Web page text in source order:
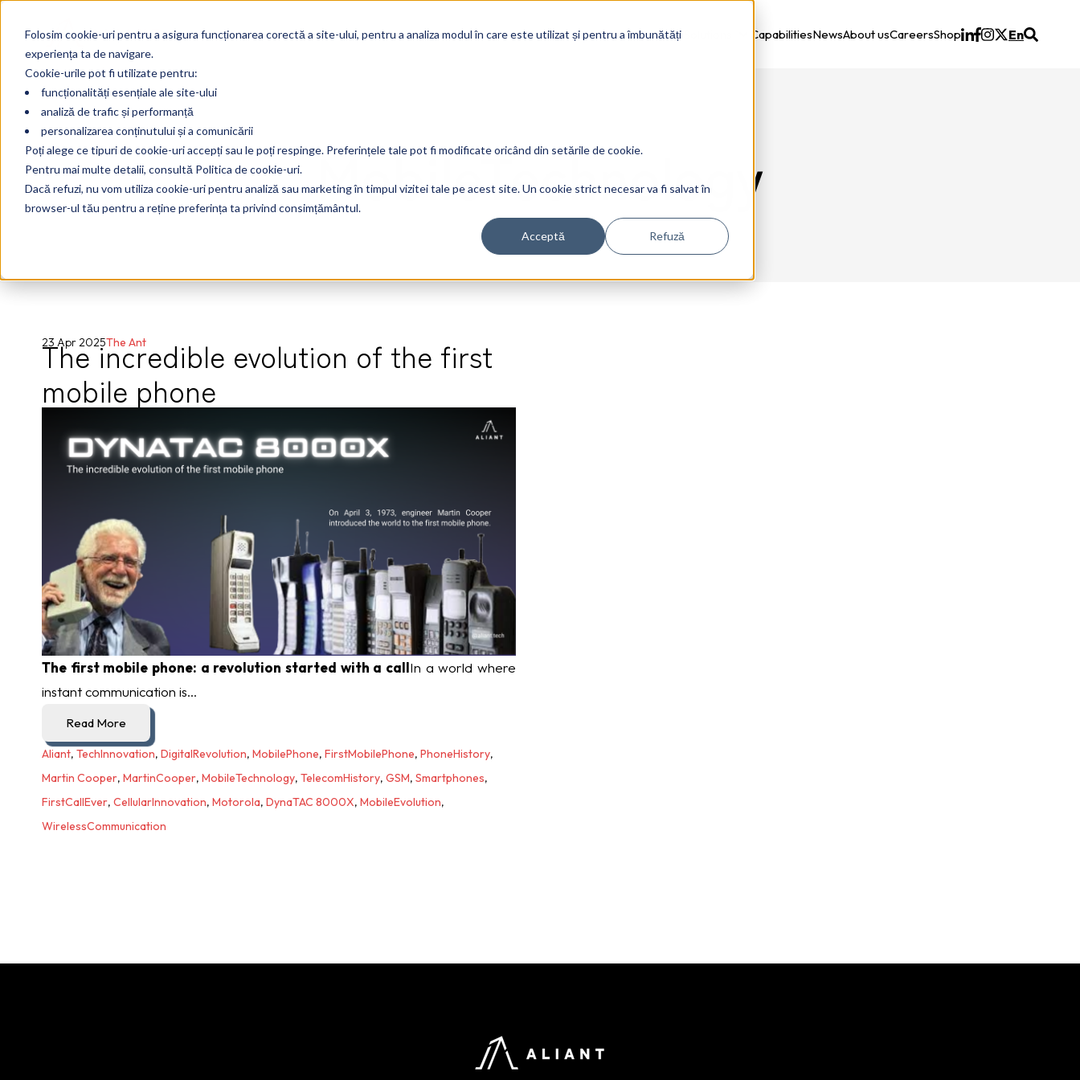
Folosim cookie-uri pentru a asigura funcționarea corectă a site-ului, pentru a analiza modul în care este utilizat și pentru a îmbunătăți
experiența ta de navigare.
Cookie-urile pot fi utilizate pentru:
funcționalități esențiale ale site-ului
analiză de trafic și performanță
personalizarea conținutului și a comunicării
Poți alege ce tipuri de cookie-uri accepți sau le poți respinge. Preferințele tale pot fi modificate oricând din setările de cookie.
Pentru mai multe detalii, consultă Politica de cookie-uri.
Dacă refuzi, nu vom utiliza cookie-uri pentru analiză sau marketing în timpul vizitei tale pe acest site. Un cookie strict necesar va fi salvat în
browser-ul tău pentru a reține preferința ta privind consimțământul.
Acceptă Refuză
Solutions
CapabilitiesNewsAbout usCareersShop En
MobileTechnology
The incredible evolution of the first
mobile phone
23 Apr 2025The Ant
The first mobile phone: a revolution started with a callIn a world where
instant communication is...
Read More
Aliant, TechInnovation, DigitalRevolution, MobilePhone, FirstMobilePhone, PhoneHistory,
Martin Cooper, MartinCooper, MobileTechnology, TelecomHistory, GSM, Smartphones,
FirstCallEver, CellularInnovation, Motorola, DynaTAC 8000X, MobileEvolution,
WirelessCommunication